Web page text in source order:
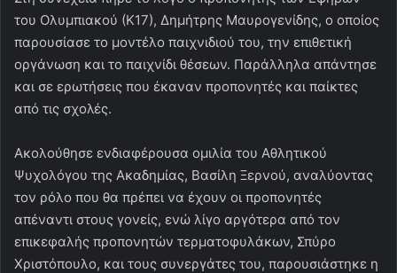
του Ολυμπιακού (Κ17), Δημήτρης Μαυρογενίδης, ο οποίος
παρουσίασε το μοντέλο παιχνιδιού του, την επιθετική
οργάνωση και το παιχνίδι θέσεων. Παράλληλα απάντησε
και σε ερωτήσεις που έκαναν προπονητές και παίκτες
από τις σχολές.
Ακολούθησε ενδιαφέρουσα ομιλία του Αθλητικού
Ψυχολόγου της Ακαδημίας, Βασίλη Ξερνού, αναλύοντας
τον ρόλο που θα πρέπει να έχουν οι προπονητές
απέναντι στους γονείς, ενώ λίγο αργότερα από τον
επικεφαλής προπονητών τερματοφυλάκων, Σπύρο
Χριστόπουλο, και τους συνεργάτες του, παρουσιάστηκε η